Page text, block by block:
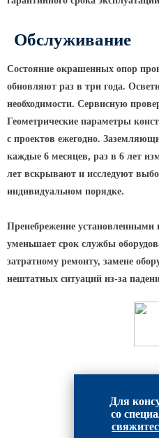
Уличные столбики
Световые комплексы
Парковые
стойки SP
Парковые опоры
Торшерные опоры
Светильник уличный
светодиодный
Уличные торшерные
Архитектурная
Уличные фонари 6
Уличные фонари 3
Обслуживание
Состояние окрашенных опор
обновляют раз в три года.
необходимости. Сервисную
Геометрические параметры
с проектов ежегодно.
каждые 6 месяцев, раз в 6 лет
лет вскрывают и исследуют
индивидуальном порядке.
Пренебрежение установленными
уменьшает срок службы
затратному ремонту, замене
нештатных ситуаций из-за
Для
со